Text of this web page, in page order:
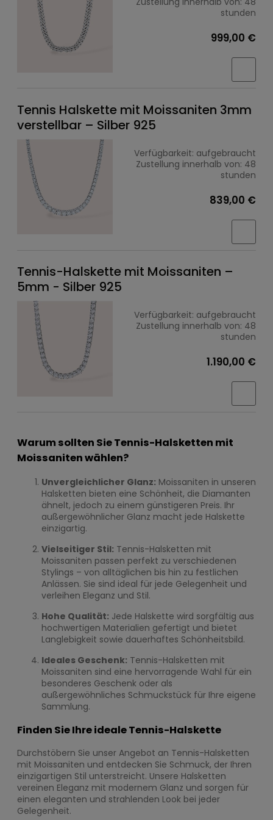
stunden
999,00 €
Tennis Halskette mit Moissaniten 3mm
verstellbar – Silber 925
Verfügbarkeit: aufgebraucht
Zustellung innerhalb von: 48
stunden
839,00 €
Tennis-Halskette mit Moissaniten –
5mm - Silber 925
Verfügbarkeit: aufgebraucht
Zustellung innerhalb von: 48
stunden
1.190,00 €
Warum sollten Sie Tennis-Halsketten mit
Moissaniten wählen?
Unvergleichlicher Glanz: Moissaniten in unseren
Halsketten bieten eine Schönheit, die Diamanten
ähnelt, jedoch zu einem günstigeren Preis. Ihr
außergewöhnlicher Glanz macht jede Halskette
einzigartig.
Vielseitiger Stil: Tennis-Halsketten mit
Moissaniten passen perfekt zu verschiedenen
Stylings – von alltäglichen bis hin zu festlichen
Anlässen. Sie sind ideal für jede Gelegenheit und
verleihen Eleganz und Stil.
Hohe Qualität: Jede Halskette wird sorgfältig aus
hochwertigen Materialien gefertigt und bietet
Langlebigkeit sowie dauerhaftes Schönheitsbild.
Ideales Geschenk: Tennis-Halsketten mit
Moissaniten sind eine hervorragende Wahl für ein
besonderes Geschenk oder als
außergewöhnliches Schmuckstück für Ihre eigene
Sammlung.
Finden Sie Ihre ideale Tennis-Halskette
Durchstöbern Sie unser Angebot an Tennis-Halsketten
mit Moissaniten und entdecken Sie Schmuck, der Ihren
einzigartigen Stil unterstreicht. Unsere Halsketten
vereinen Eleganz mit modernem Glanz und sorgen für
einen eleganten und strahlenden Look bei jeder
Gelegenheit.